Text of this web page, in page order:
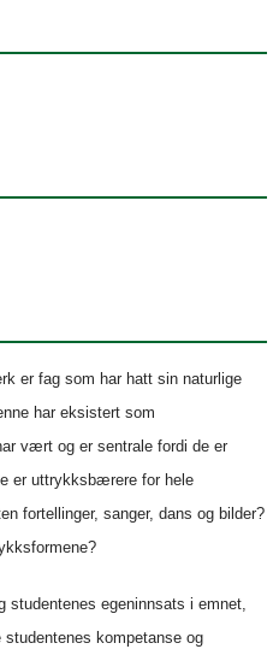
er fag som har hatt sin naturlige
har eksistert som
vært og er sentrale fordi de er
er uttrykksbærere for hele
fortellinger, sanger, dans og bilder?
studentenes egeninnsats i emnet,
kompetanse og